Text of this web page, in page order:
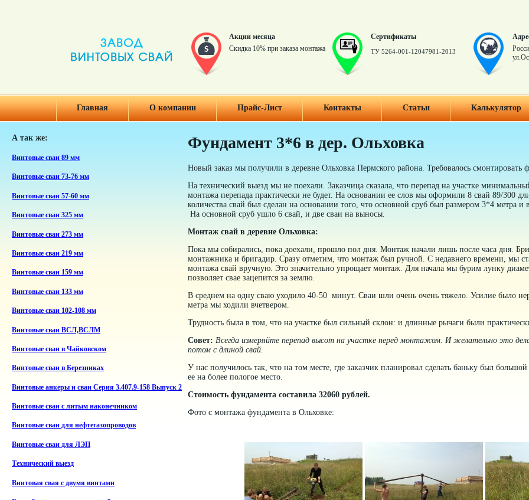
Акции месяца
Скидка 10% при заказа монтажа
Сертификаты
ТУ 5264-001-12047981-2013
Главная О компании Прайс-Лист Контакты Статьи Калькулятор
А так же:
Винтовые сваи 89 мм
Винтовые сваи 73-76 мм
Винтовые сваи 57-60 мм
Винтовые сваи 325 мм
Винтовые сваи 273 мм
Винтовые сваи 219 мм
Винтовые сваи 159 мм
Винтовые сваи 133 мм
Винтовые сваи 102-108 мм
Винтовые сваи ВСЛ,ВСЛМ
Винтовые сваи в Чайковском
Винтовые сваи в Березниках
Винтовые анкеры и сваи Серия 3.407.9-158 Выпуск 2
Винтовые сваи с литым наконечником
Винтовые сваи для нефтегазопроводов
Винтовые сваи для ЛЭП
Технический выезд
Винтовая свая с двумя винтами
Фундамент 3*6 в дер. Ольховка
Новый заказ мы получили в деревне Ольховка Пермского района. Требовалось смонтировать
На технический выезд мы не поехали. Заказчица сказала, что перепад на участке
монтажа перепада практически не будет. На основании ее слов мы оформили 8 свай 89/300
количества свай был сделан на основании того, что основной сруб был размером 3*4 метра
На основной сруб ушло 6 свай, и две сваи на выносы.
Монтаж свай в деревне Ольховка:
Пока мы собирались, пока доехали, прошло пол дня. Монтаж начали лишь после часа дня.
монтажника и бригадир. Сразу отметим, что монтаж был ручной. С недавнего времени, мы
монтажа свай вручную. Это значительно упрощает монтаж. Для начала мы бурим лунку
позволяет свае зацепится за землю.
В среднем на одну сваю уходило 40-50 минут. Сваи шли очень очень тяжело. Усилие было
метра мы ходили вчетвером.
Трудность была в том, что на участке был сильный склон: и длинные рычаги были
Совет: Всегда измеряйте перепад высот на участке перед монтажом. И желательно это
потом с длиной свай.
У нас получилось так, что на том месте, где заказчик планировал сделать баньку был
ее на более пологое место.
Стоимость фундамента составила 32060 рублей.
Фото с монтажа фундамента в Ольховке: